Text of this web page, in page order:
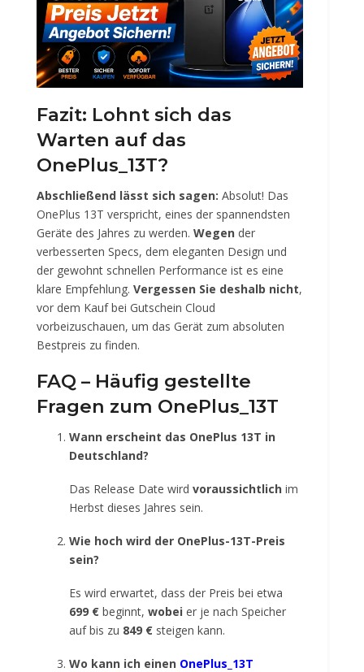
Fazit: Lohnt sich das
Warten auf das
OnePlus_13T?
Abschließend lässt sich sagen: Absolut! Das
OnePlus 13T verspricht, eines der spannendsten
Geräte des Jahres zu werden. Wegen der
verbesserten Specs, dem eleganten Design und
der gewohnt schnellen Performance ist es eine
klare Empfehlung. Vergessen Sie deshalb nicht,
vor dem Kauf bei Gutschein Cloud
vorbeizuschauen, um das Gerät zum absoluten
Bestpreis zu finden.
FAQ – Häufig gestellte
Fragen zum OnePlus_13T
Wann erscheint das OnePlus 13T in
Deutschland?
Das Release Date wird voraussichtlich im
Herbst dieses Jahres sein.
Wie hoch wird der OnePlus-13T-Preis
sein?
Es wird erwartet, dass der Preis bei etwa
699 € beginnt, wobei er je nach Speicher
auf bis zu 849 € steigen kann.
Wo kann ich einen OnePlus_13T